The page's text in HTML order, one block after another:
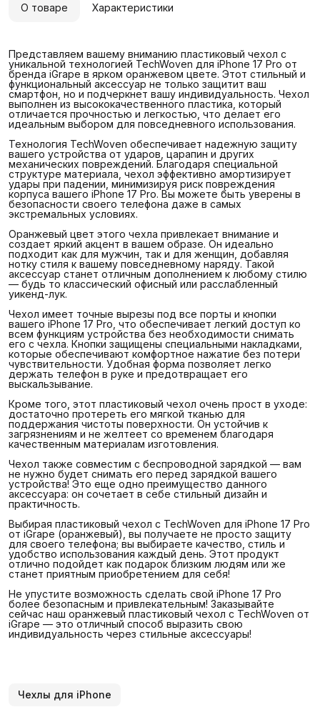
О товаре Характеристики
Представляем вашему вниманию пластиковый чехол с
уникальной технологией TechWoven для iPhone 17 Pro от
бренда iGrape в ярком оранжевом цвете. Этот стильный и
функциональный аксессуар не только защитит ваш
смартфон, но и подчеркнет вашу индивидуальность. Чехол
выполнен из высококачественного пластика, который
отличается прочностью и легкостью, что делает его
идеальным выбором для повседневного использования.
Технология TechWoven обеспечивает надежную защиту
вашего устройства от ударов, царапин и других
механических повреждений. Благодаря специальной
структуре материала, чехол эффективно амортизирует
удары при падении, минимизируя риск повреждения
корпуса вашего iPhone 17 Pro. Вы можете быть уверены в
безопасности своего телефона даже в самых
экстремальных условиях.
Оранжевый цвет этого чехла привлекает внимание и
создает яркий акцент в вашем образе. Он идеально
подходит как для мужчин, так и для женщин, добавляя
нотку стиля к вашему повседневному наряду. Такой
аксессуар станет отличным дополнением к любому стилю
— будь то классический офисный или расслабленный
уикенд-лук.
Чехол имеет точные вырезы под все порты и кнопки
вашего iPhone 17 Pro, что обеспечивает легкий доступ ко
всем функциям устройства без необходимости снимать
его с чехла. Кнопки защищены специальными накладками,
которые обеспечивают комфортное нажатие без потери
чувствительности. Удобная форма позволяет легко
держать телефон в руке и предотвращает его
выскальзывание.
Кроме того, этот пластиковый чехол очень прост в уходе:
достаточно протереть его мягкой тканью для
поддержания чистоты поверхности. Он устойчив к
загрязнениям и не желтеет со временем благодаря
качественным материалам изготовления.
Чехол также совместим с беспроводной зарядкой — вам
не нужно будет снимать его перед зарядкой вашего
устройства! Это еще одно преимущество данного
аксессуара: он сочетает в себе стильный дизайн и
практичность.
Выбирая пластиковый чехол с TechWoven для iPhone 17 Pro
от iGrape (оранжевый), вы получаете не просто защиту
для своего телефона; вы выбираете качество, стиль и
удобство использования каждый день. Этот продукт
отлично подойдет как подарок близким людям или же
станет приятным приобретением для себя!
Не упустите возможность сделать свой iPhone 17 Pro
более безопасным и привлекательным! Заказывайте
сейчас наш оранжевый пластиковый чехол с TechWoven от
iGrape — это отличный способ выразить свою
индивидуальность через стильные аксессуары!
Чехлы для iPhone